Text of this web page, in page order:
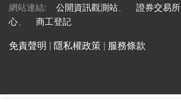
網站連結: 公開資訊觀測站 證券交易所
心
商工登記
免責聲明 隱私權政策 服務條款